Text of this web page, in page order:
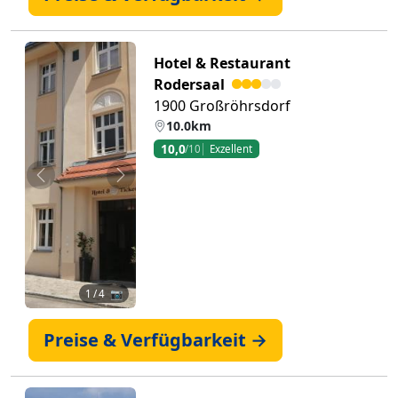
Zurück Weiter
1 / 4 📷
Hotel & Restaurant
Rodersaal
1900 Großröhrsdorf
10.0km
10,0/10 Exzellent
Preise & Verfügbarkeit →